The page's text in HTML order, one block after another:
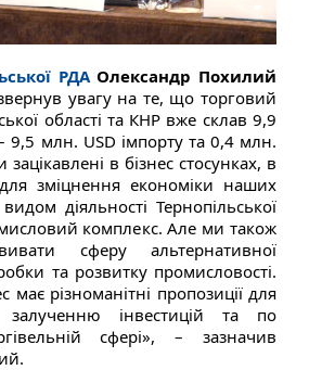
РДАОлександр Похилий
увагу на те, що торговий
області та КНР вже склав 9,9
9,5 млн. USD імпорту та 0,4 млн.
в бізнес стосунках, в
зміцнення економіки наших
діяльності Тернопільської
комплекс. Але ми також
сферу альтернативної
та розвитку промисловості.
має різноманітні пропозиції для
залученню інвестицій та по
сфері», – зазначив